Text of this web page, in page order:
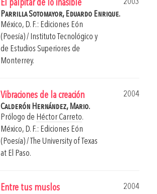
El palpitar de lo inasible
2003
Parrilla Sotomayor, Eduardo Enrique.
México, D. F.: Ediciones Eón
(Poesía) / Instituto Tecnológico y
de Estudios Superiores de
Monterrey.
Vibraciones de la creación
2004
Calderón Hernández, Mario.
Prólogo de Héctor Carreto.
México, D. F.: Ediciones Eón
(Poesía) / The University of Texas
at El Paso.
Entre tus muslos
2004